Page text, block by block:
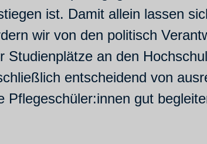
ist. Damit allein lassen
wir von den politisch
Studienplätze an den
entscheidend von
Pflegeschüler:innen gut